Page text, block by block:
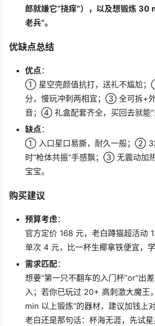
郎就嫌它“挠痒”），以及想锻炼 30
老兵”。
优缺点总结
优点 ：
① 星空壳颜值抗打，送礼不尴尬
分，慢玩冲刺两相宜；③ 全可拆+
音；④ 礼盒配套齐全，买回去就能“
缺点 ：
① 入口星口易撕，耐久一般；②
时“枪体共振”手感飘；③ 无震动加
宝宝。
购买建议
预算考虑：
官方定价 168 元，老白蹲猫超活动
单次 4 元，比一杯生椰拿铁便宜，学
需求匹配：
想要“第一只不翻车的入门杯”or“出
入；若你已玩过 20+ 高刺激大魔王
min 以上锻炼”的器材，建议加钱上
老白还是那句话：杯海无涯，先试星